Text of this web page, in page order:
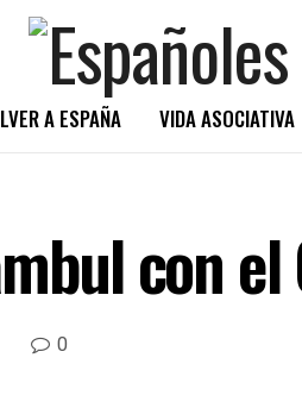
A ESPAÑA VIDA ASOCIATIVA
con el
0